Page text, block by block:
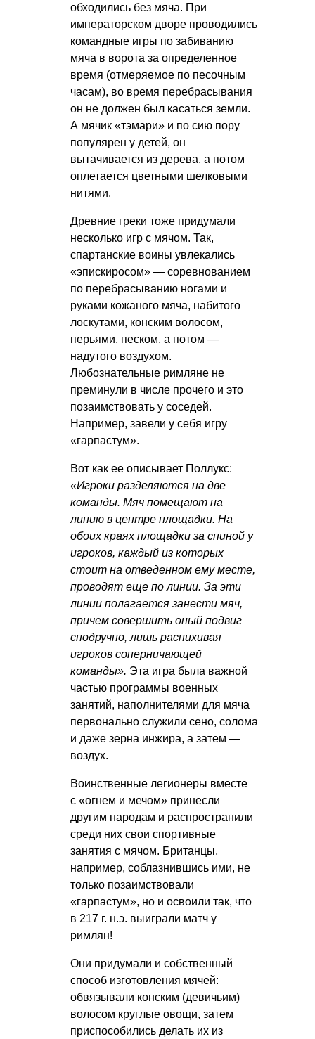
обходились без мяча. При
императорском дворе проводились
командные игры по забиванию
мяча в ворота за определенное
время (отмеряемое по песочным
часам), во время перебрасывания
он не должен был касаться земли.
А мячик «тэмари» и по сию пору
популярен у детей, он
вытачивается из дерева, а потом
оплетается цветными шелковыми
нитями.
Древние греки тоже придумали
несколько игр с мячом. Так,
спартанские воины увлекались
«эпискиросом» — соревнованием
по перебрасыванию ногами и
руками кожаного мяча, набитого
лоскутами, конским волосом,
перьями, песком, а потом —
надутого воздухом.
Любознательные римляне не
преминули в числе прочего и это
позаимствовать у соседей.
Например, завели у себя игру
«гарпастум».
Вот как ее описывает Поллукс:
«Игроки разделяются на две
команды. Мяч помещают на
линию в центре площадки. На
обоих краях площадки за спиной у
игроков, каждый из которых
стоит на отведенном ему месте,
проводят еще по линии. За эти
линии полагается занести мяч,
причем совершить оный подвиг
сподручно, лишь распихивая
игроков соперничающей
команды». Эта игра была важной
частью программы военных
занятий, наполнителями для мяча
первонально служили сено, солома
и даже зерна инжира, а затем —
воздух.
Воинственные легионеры вместе
с «огнем и мечом» принесли
другим народам и распространили
среди них свои спортивные
занятия с мячом. Британцы,
например, соблазнившись ими, не
только позаимствовали
«гарпастум», но и освоили так, что
в 217 г. н.э. выиграли матч у
римлян!
Они придумали и собственный
способ изготовления мячей:
обвязывали конским (девичьим)
волосом круглые овощи, затем
приспособились делать их из